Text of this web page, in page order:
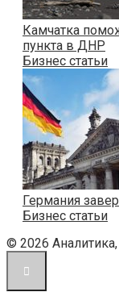
Камчатка
пункта в ДНР
Бизнес статьи
Германия
Бизнес статьи
© 2026